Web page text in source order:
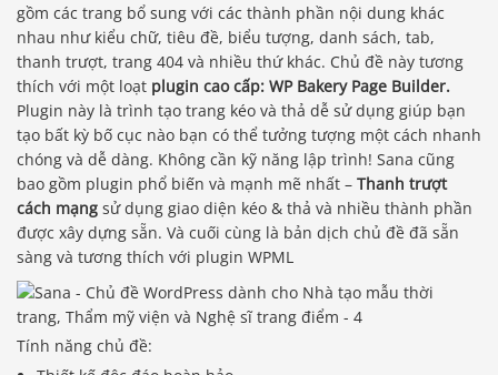
gồm các trang bổ sung với các thành phần nội dung khác
nhau như kiểu chữ, tiêu đề, biểu tượng, danh sách, tab,
thanh trượt, trang 404 và nhiều thứ khác. Chủ đề này tương
thích với một loạt plugin cao cấp: WP Bakery Page Builder.
Plugin này là trình tạo trang kéo và thả dễ sử dụng giúp bạn
tạo bất kỳ bố cục nào bạn có thể tưởng tượng một cách nhanh
chóng và dễ dàng. Không cần kỹ năng lập trình! Sana cũng
bao gồm plugin phổ biến và mạnh mẽ nhất – Thanh trượt
cách mạng sử dụng giao diện kéo & thả và nhiều thành phần
được xây dựng sẵn. Và cuối cùng là bản dịch chủ đề đã sẵn
sàng và tương thích với plugin WPML
Tính năng chủ đề: